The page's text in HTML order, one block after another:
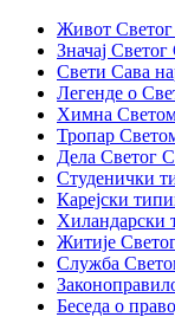
Живот
Значај Светог
Свети Сава
Легенде о
Химна
Тропар
Дела Светог
Студенички
Карејски
Хиландарски
Житије
Служба
Беседа о